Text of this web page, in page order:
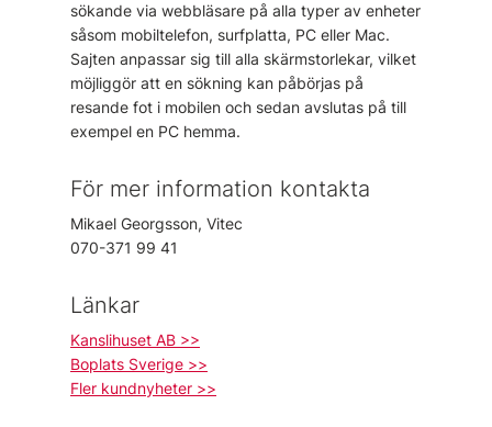
sökande via webbläsare på alla typer av enheter
såsom mobiltelefon, surfplatta, PC eller Mac.
Sajten anpassar sig till alla skärmstorlekar, vilket
möjliggör att en sökning kan påbörjas på
resande fot i mobilen och sedan avslutas på till
exempel en PC hemma.
För mer information kontakta
Mikael Georgsson, Vitec
070-371 99 41
Länkar
Kanslihuset AB >>
Boplats Sverige >>
Fler kundnyheter >>